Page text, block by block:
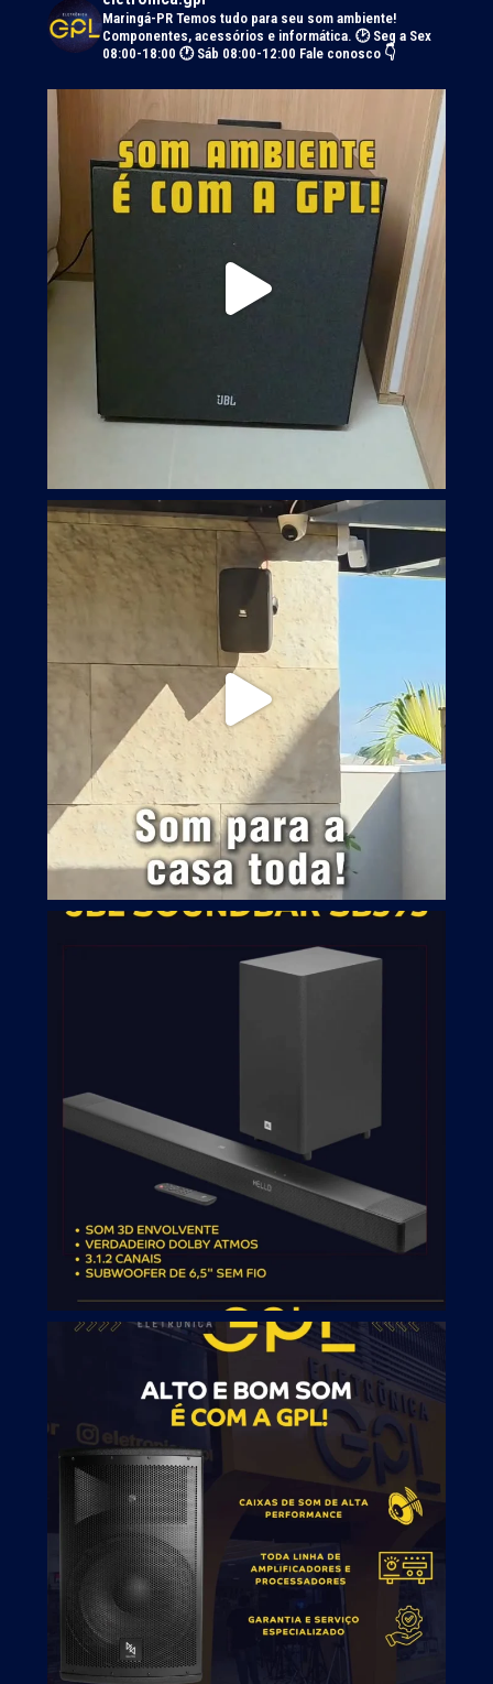
Maringá-PRTemos tudo para seu som ambiente!
Componentes, acessórios e informática. 🕑 Seg a Sex
08:00-18:00 🕐 Sáb 08:00-12:00 Fale conosco 👇